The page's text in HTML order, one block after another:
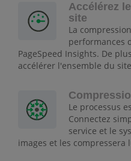
Accélérez
site
La
performances
PageSpeed Insights. De
accélérer l'ensemble du
Le processus
Connectez
service et le
images et les compressera